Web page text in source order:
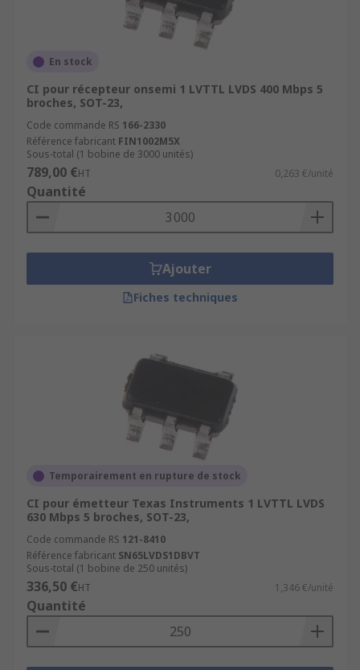
En stock
CI pour récepteur onsemi 1 LVTTL LVDS 400 Mbps 5
broches, SOT-23,
Code commande RS 166-2330
Référence fabricant FIN1002M5X
Sous-total (1 bobine de 3000 unités)
789,00 €HT 0,263 €/unité
Quantité
Ajouter
Fiches techniques
Temporairement en rupture de stock
CI pour émetteur Texas Instruments 1 LVTTL LVDS
630 Mbps 5 broches, SOT-23,
Code commande RS 121-8410
Référence fabricant SN65LVDS1DBVT
Sous-total (1 bobine de 250 unités)
336,50 €HT 1,346 €/unité
Quantité